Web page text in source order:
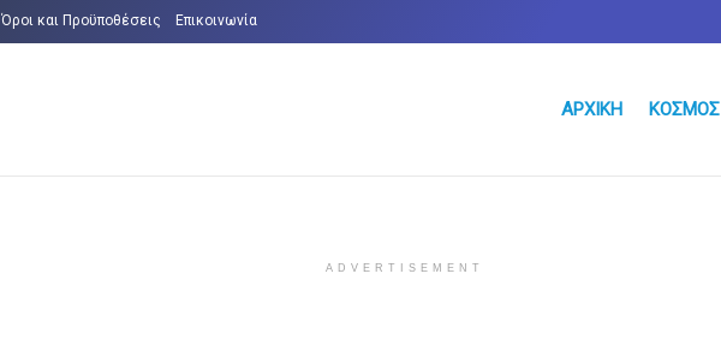
Όροι και Προϋποθέσεις Επικοινωνία
ΑΡΧΙΚΉ ΚΌΣΜΟΣ
ADVERTISEMENT